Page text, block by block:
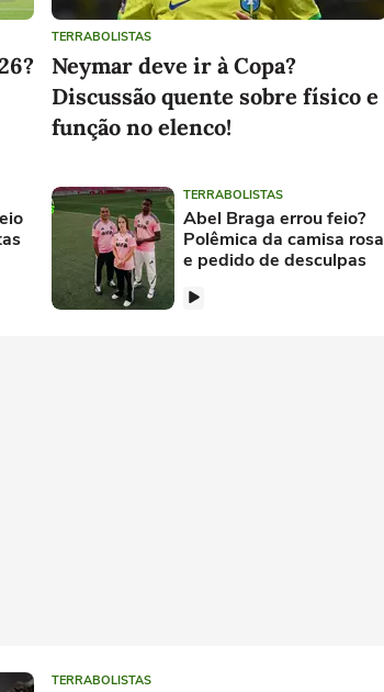
TERRABOLISTAS
Neymar deve ir à Copa?
Discussão quente sobre físico e
função no elenco!
TERRABOLISTAS
Abel Braga errou feio?
Polêmica da camisa rosa
e pedido de desculpas
TERRABOLISTAS